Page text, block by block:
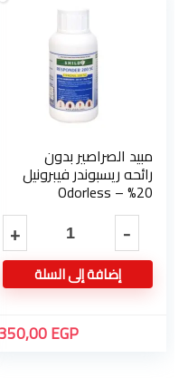
مبيد الصراصير بدون
رائحه ريسبوندر فيبرونيل
20% – Odorless
Cockroaches Killer
إضافة إلى السلة
350,00EGP